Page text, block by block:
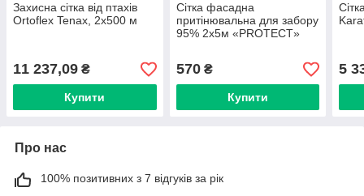
Захисна сітка від птахів
Ortoflex Tenax, 2х500 м
11 237,09 ₴
Купити
Сітка фасадна
притінювальна для забору
95% 2х5м «PROTECT»
570₴
Купити
5
Про нас
100% позитивних з 7 відгуків за рік